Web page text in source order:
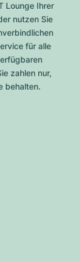
Lounge Ihrer
nutzen Sie
für alle
zahlen nur,
behalten.